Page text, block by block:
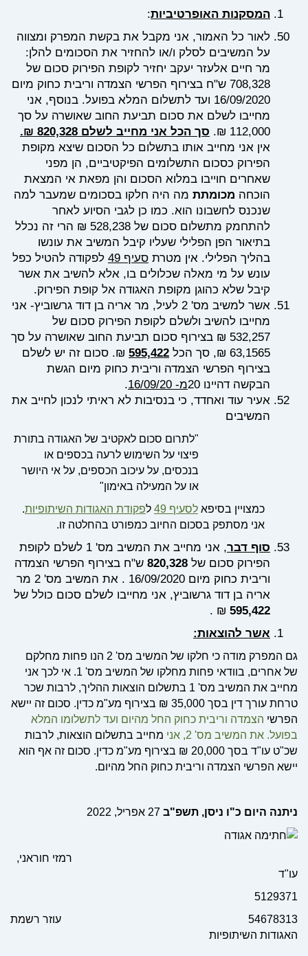
המסקנות האופרטיביות:
לאור כל האמור, אני מקבל את בקשת המפרק ומצווה
על המשיבים לסלק ו/או להחזיר את הסכומים להלן:
מר חיים אלעזר יעקב יחזיר לקופת הפירוק סכום של
708,328 ש"ח בצירוף הפרשי הצמדה וריבית כחוק מיום
16/09/2020 ועד לתשלום המלא בפועל. בנוסף, אני
מחייבו לשלם את סכום תביעת החוב שאושרה על סך
112,000 ₪.
סך הכל אני מחייב לשלם 820,328 ₪.
אין אני מחייב אותו בתשלום כל הסכום שיצא מקופת
הפירוק כסכום התשלומים הפיקטיביים, הן מפני
שאחרים חוייבו במלוא הסכום והן מפאת אי המצאת
הוכחה מכומתת מה היה חלקו בסכומים שמעבר למה
שנכנס לחשבונו הוא. כמו כן לגבי הסיוע לאחר
להתחמק מתשלום סכום של 528,238 ₪ הרי זה נכלל
בתיאור הפן הפלילי שעליו קיבל המשיב את עונשו
בהליך הפלילי. אין מטרת סעיף 49
לפקודה להטיל כפל
עונש על מי מאלה שכלולים בו, אלא להשיב את אשר
קיבל שלא כהוגן מקופת האגודה אל קופת הפירוק.
אשר למשיב מס' 2 לעיל, מר אריה בן דוד גרשוביץ- אני
מחייבו להשיב ולשלם לקופת הפירוק סכום של
532,257 ₪ בצירוף סכום תביעת החוב שאושרה על סך
63,1565 ₪, סך הכל
595,422 ₪. סכום זה יש לשלם
בצירוף הפרשי הצמדה וריבית כחוק מיום הגשת
הבקשה דהיינו
מ- 16/09/2020.
אעיר עוד ואחדד, כי בנסיבות לא ראיתי לנכון לחייב את
המשיבים
"לתרום סכום לאקטיב של האגודה בתורת
פיצוי על השימוש לרעה בכספים או
בנכסים, על עיכוב הכספים, על אי היושר
או על המעילה באימון"
כמצויין בסיפא לסעיף 49 לפקודת האגודות השיתופיות.
אני מסתפק בסכום החיוב כמפורט בהחלטה זו.
סוף דבר
, אני מחייב את המשיב מס' 1 לשלם לקופת
הפירוק סכום של 820,328 ש"ח בצירוף הפרשי הצמדה
וריבית כחוק מיום 16/09/2020 . את המשיב מס' 2 מר
אריה בן דוד גרשוביץ, אני מחייבו לשלם סכום כולל של
595,422
₪ .
אשר להוצאות:
גם המפרק מודה כי חלקו של המשיב מס' 2 הנו פחות מחלקם
של אחרים, בוודאי פחות מחלקו של המשיב מס' 1. אי לכך אני
מחייב את המשיב מס' 1 בתשלום הוצאות ההליך, לרבות שכר
טרחת עורך דין בסך 35,000 ₪ בצירוף מע"מ כדין. סכום זה יישא
הפרשי הצמדה וריבית כחוק החל מהיום ועד לתשלומו המלא
בפועל. את המשיב מס' 2, אני
מחייב בתשלום הוצאות, לרבות
שכ"ט עו"ד בסך 20,000 ₪ בצירוף מע"מ כדין. סכום זה אף הוא
יישא הפרשי הצמדה וריבית כחוק החל מהיום.
‏ניתנה היום ‏כ"ו ניסן, תשפ"ב
רמזי חוראני,
עו"ד
5129371
54678313 עוזר רשמת
האגודות השיתופיות